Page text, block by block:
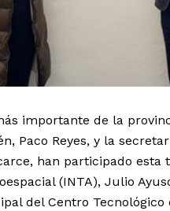
importante de la
Paco Reyes, y la
han participado
(INTA), Julio
del Centro